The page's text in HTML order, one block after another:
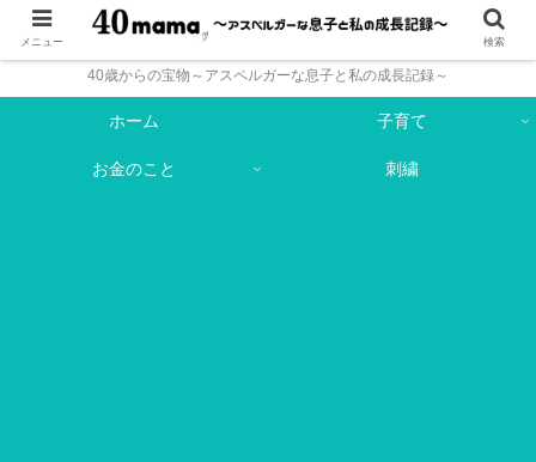
40歳からの宝物～アスペルガーな息子と私の成長記録～
ホーム 子育て
お金のこと 刺繍
メニュー 検索